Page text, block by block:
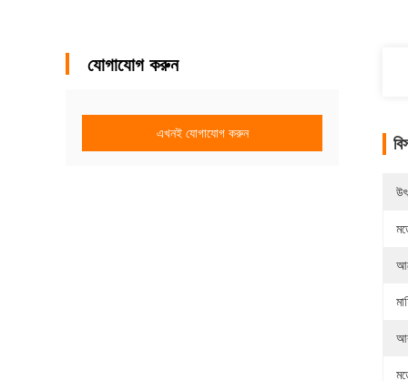
যোগাযোগ করুন
এখনই যোগাযোগ করুন